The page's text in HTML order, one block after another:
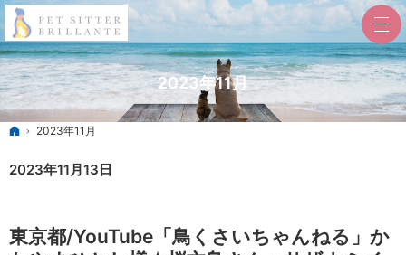
2023年11月
ホーム
2023年11月
2023年11月13日
東京都/YouTube「鳥くさいちゃんねる」か